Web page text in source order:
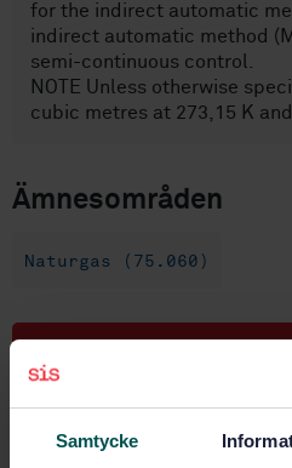
Samtycke
for the indirect automatic
indirect automatic method
semi-continuous control.
NOTE Unless otherwise
cubic metres at 273,15 K
Ämnesområden
Naturgas (75.060)
STANDARD
SVENSK STANDARD · SS-EN ISO